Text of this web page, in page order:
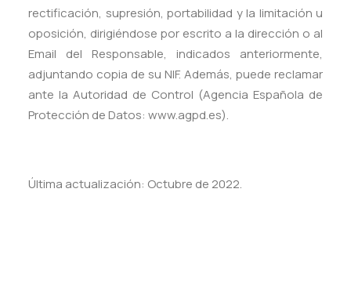
rectificación, supresión, portabilidad y la limitación u
oposición, dirigiéndose por escrito a la dirección o al
Email del Responsable, indicados anteriormente,
adjuntando copia de su NIF. Además, puede reclamar
ante la Autoridad de Control (Agencia Española de
Protección de Datos: www.agpd.es).
Última actualización: Octubre de 2022.